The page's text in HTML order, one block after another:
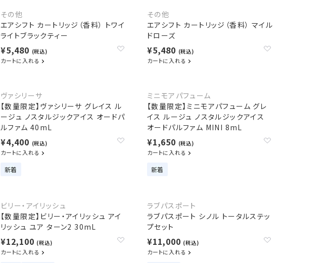
その他
エアシフト カートリッジ（香料） トワイ
ライトブラックティー
¥5,480 (税込)
カートに入れる
その他
エアシフト カートリッジ（香料） マイル
ドローズ
¥5,480 (税込)
カートに入れる
ヴァシリーサ
【数量限定】ヴァシリーサ グレイス ル
ージュ ノスタルジックアイス オードパ
ルファム 40mL
¥4,400 (税込)
カートに入れる
新着
ミニモアパフューム
【数量限定】ミニモアパフューム グレ
イス ルージュ ノスタルジックアイス
オードパルファム MINI 8mL
¥1,650 (税込)
カートに入れる
新着
ビリー・アイリッシュ
【数量限定】ビリー・アイリッシュ アイ
リッシュ ユア ターン2 30mL
¥12,100 (税込)
カートに入れる
ラブパスポート
ラブパスポート シノル トータルステッ
プセット
¥11,000 (税込)
カートに入れる